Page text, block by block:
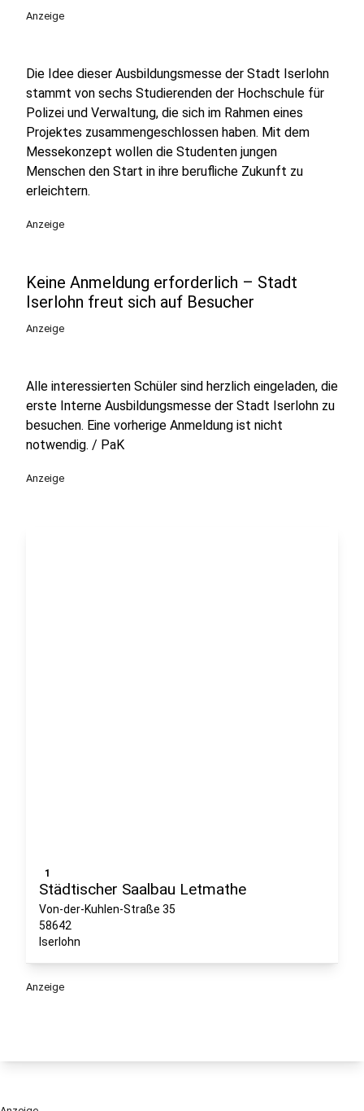
Anzeige
Die Idee dieser Ausbildungsmesse der Stadt Iserlohn
stammt von sechs Studierenden der Hochschule für
Polizei und Verwaltung, die sich im Rahmen eines
Projektes zusammengeschlossen haben. Mit dem
Messekonzept wollen die Studenten jungen
Menschen den Start in ihre berufliche Zukunft zu
erleichtern.
Anzeige
Keine Anmeldung erforderlich – Stadt
Iserlohn freut sich auf Besucher
Anzeige
Alle interessierten Schüler sind herzlich eingeladen, die
erste Interne Ausbildungsmesse der Stadt Iserlohn zu
besuchen. Eine vorherige Anmeldung ist nicht
notwendig. / PaK
Anzeige
1
Städtischer Saalbau Letmathe
Von-der-Kuhlen-Straße 35
58642
Iserlohn
Anzeige